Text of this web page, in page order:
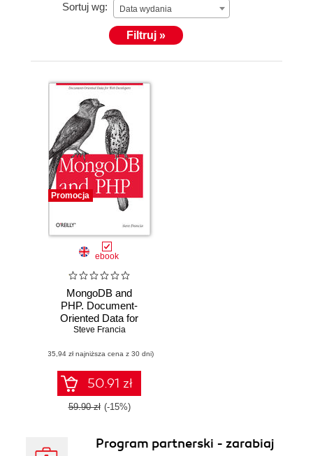
Sortuj wg: Data wydania
Filtruj »
Promocja
ebook
MongoDB and
PHP. Document-
Oriented Data for
Web Developers
Steve Francia
(35,94 zł najniższa cena z 30 dni)
50.91 zł
59.90 zł (-15%)
Program partnerski - zarabiaj